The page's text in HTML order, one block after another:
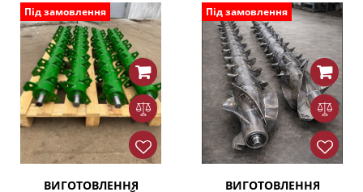
Під замовлення
ВИГОТОВЛЕННЯ
Під замовлення
ВИГОТОВЛЕННЯ